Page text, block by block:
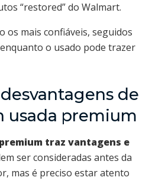
“restored” do Walmart.
os mais confiáveis, seguidos
o usado pode trazer
de
usada premium
traz vantagens e
ser consideradas antes da
mas é preciso estar atento